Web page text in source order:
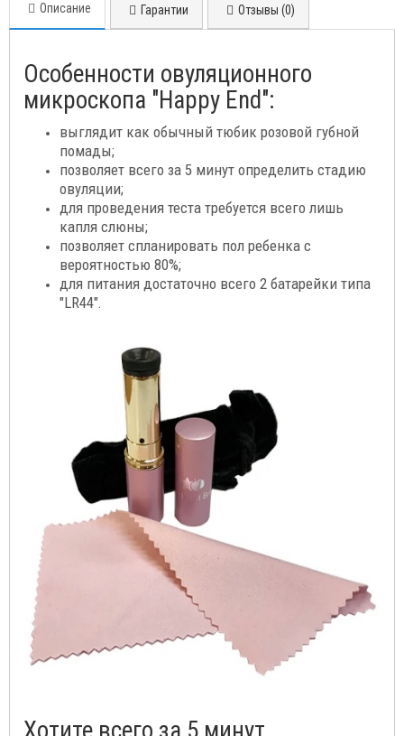
Описание Гарантии Отзывы (0)
Особенности овуляционного
микроскопа "Happy End":
выглядит как обычный тюбик розовой губной
помады;
позволяет всего за 5 минут определить стадию
овуляции;
для проведения теста требуется всего лишь
капля слюны;
позволяет спланировать пол ребенка с
вероятностью 80%;
для питания достаточно всего 2 батарейки типа
"LR44".